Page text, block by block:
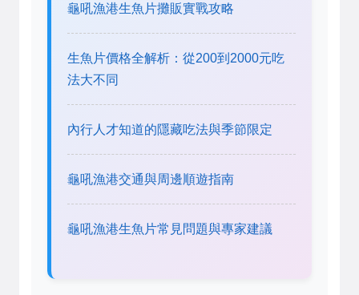
龜吼漁港生魚片攤販實戰攻略
生魚片價格全解析：從200到2000元吃
法大不同
內行人才知道的隱藏吃法與季節限定
龜吼漁港交通與周邊順遊指南
龜吼漁港生魚片常見問題與專家建議